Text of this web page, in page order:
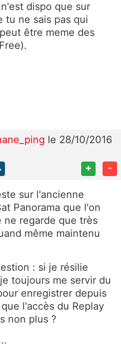
dispo que sur
tu ne sais pas qui
être meme des
le 28/10/2016
+ -
sur l'ancienne
Panorama que l'on
ne regarde que très
même maintenu
: si je résilie
toujours me servir du
enregistrer depuis
l'accès du Replay
non plus ?